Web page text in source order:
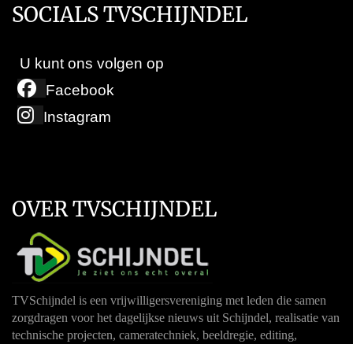
SOCIALS TVSCHIJNDEL
U kunt ons volgen op
Facebook
Instagram
OVER TVSCHIJNDEL
TVSchijndel is een vrijwilligersvereniging met leden die samen
zorgdragen voor het dagelijkse nieuws uit Schijndel, realisatie van
technische projecten, cameratechniek, beeldregie, editing,